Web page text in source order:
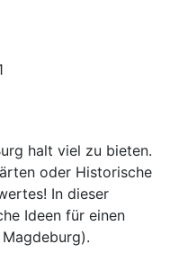
halt viel zu bieten.
oder Historische
In dieser
Ideen für einen